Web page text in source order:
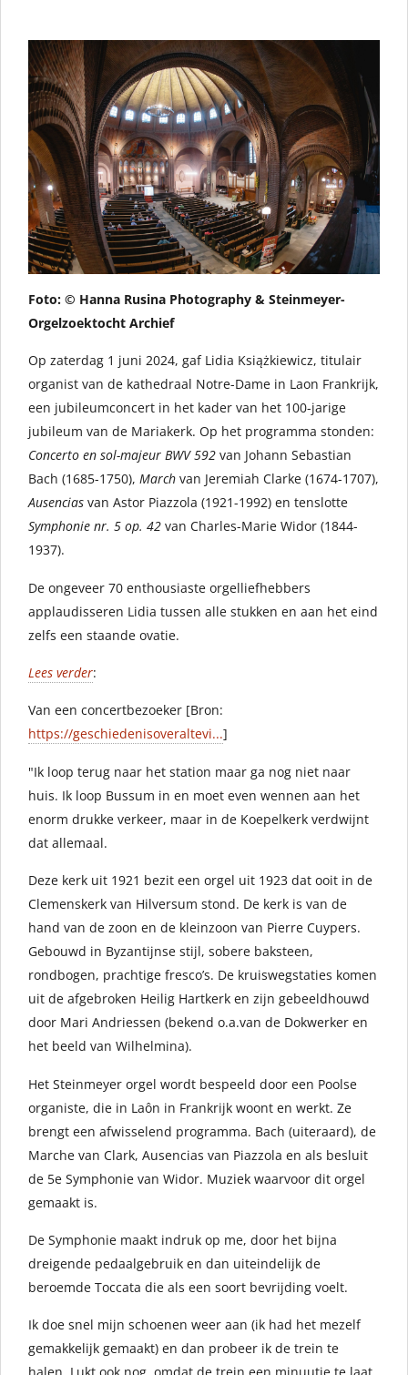
Foto: © Hanna Rusina Photography & Steinmeyer-
Orgelzoektocht Archief
Op zaterdag 1 juni 2024, gaf Lidia Książkiewicz, titulair
organist van de kathedraal Notre-Dame in Laon Frankrijk,
een jubileumconcert in het kader van het 100-jarige
jubileum van de Mariakerk. Op het programma stonden:
Concerto en sol-majeur BWV 592 van Johann Sebastian
Bach (1685-1750), March van Jeremiah Clarke (1674-1707),
Ausencias van Astor Piazzola (1921-1992) en tenslotte
Symphonie nr. 5 op. 42 van Charles-Marie Widor (1844-
1937).
De ongeveer 70 enthousiaste orgelliefhebbers
applaudisseren Lidia tussen alle stukken en aan het eind
zelfs een staande ovatie.
Lees verder:
Van een concertbezoeker [Bron:
https://geschiedenisoveraltevi...]
"Ik loop terug naar het station maar ga nog niet naar
huis. Ik loop Bussum in en moet even wennen aan het
enorm drukke verkeer, maar in de Koepelkerk verdwijnt
dat allemaal.
Deze kerk uit 1921 bezit een orgel uit 1923 dat ooit in de
Clemenskerk van Hilversum stond. De kerk is van de
hand van de zoon en de kleinzoon van Pierre Cuypers.
Gebouwd in Byzantijnse stijl, sobere baksteen,
rondbogen, prachtige fresco’s. De kruiswegstaties komen
uit de afgebroken Heilig Hartkerk en zijn gebeeldhouwd
door Mari Andriessen (bekend o.a.van de Dokwerker en
het beeld van Wilhelmina).
Het Steinmeyer orgel wordt bespeeld door een Poolse
organiste, die in Laôn in Frankrijk woont en werkt. Ze
brengt een afwisselend programma. Bach (uiteraard), de
Marche van Clark, Ausencias van Piazzola en als besluit
de 5e Symphonie van Widor. Muziek waarvoor dit orgel
gemaakt is.
De Symphonie maakt indruk op me, door het bijna
dreigende pedaalgebruik en dan uiteindelijk de
beroemde Toccata die als een soort bevrijding voelt.
Ik doe snel mijn schoenen weer aan (ik had het mezelf
gemakkelijk gemaakt) en dan probeer ik de trein te